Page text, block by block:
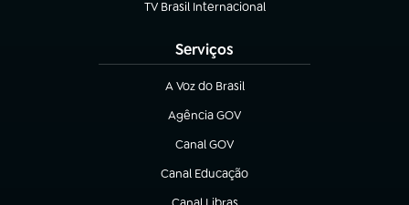
TV Brasil Internacional
(abre em nova aba)
Serviços
A Voz do Brasil
(abre em nova aba)
Agência GOV
(abre em nova aba)
Canal GOV
(abre em nova aba)
Canal Educação
(abre em nova aba)